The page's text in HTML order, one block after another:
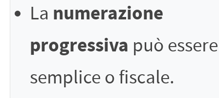
La numerazione
progressiva può essere
semplice o fiscale.